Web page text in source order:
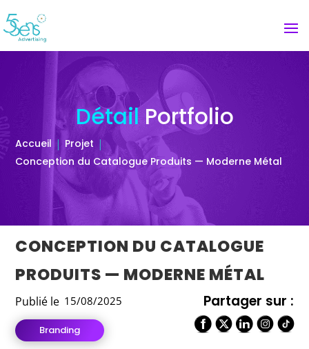
Détail Portfolio
Accueil
Projet
Conception du Catalogue Produits — Moderne Métal
CONCEPTION DU CATALOGUE
PRODUITS — MODERNE MÉTAL
Publié le 15/08/2025
Branding
Partager sur :